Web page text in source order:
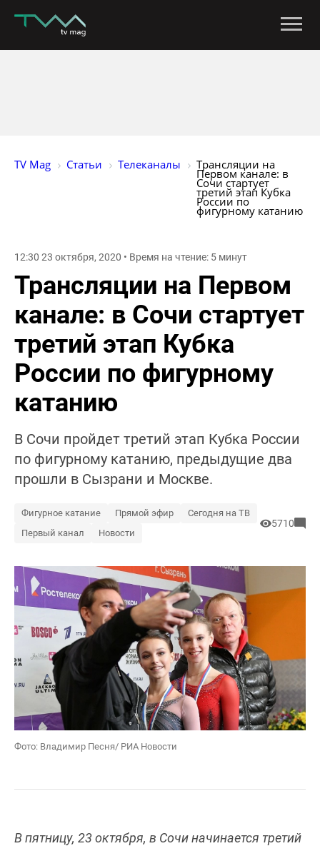
TV Mag Статьи Телеканалы Трансляции на
Первом канале: в
Сочи стартует
третий этап Кубка
России по
фигурному катанию
12:30 23 октября, 2020 • Время на чтение: 5 минут
Трансляции на Первом
канале: в Сочи стартует
третий этап Кубка
России по фигурному
катанию
В Сочи пройдет третий этап Кубка России
по фигурному катанию, предыдущие два
прошли в Сызрани и Москве.
Фигурное катание Прямой эфир
Сегодня на ТВ
Первый канал
Новости
5710
Фото: Владимир Песня/ РИА Новости
В пятницу, 23 октября, в Сочи начинается третий